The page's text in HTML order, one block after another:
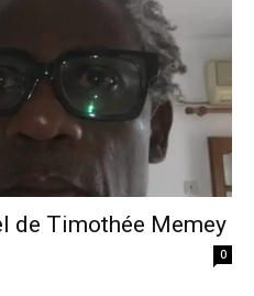
de Timothée Memey
0